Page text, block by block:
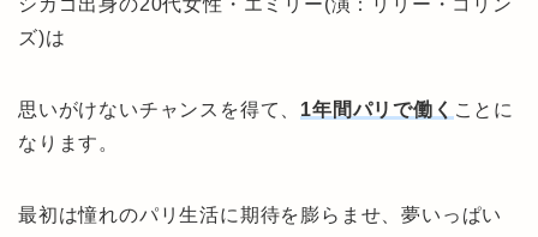
シカゴ出身の20代女性・エミリー(演：リリー・コリン
ズ)は
思いがけないチャンスを得て、 1年間パリで働く ことに
なります。
最初は憧れのパリ生活に期待を膨らませ、夢いっぱい